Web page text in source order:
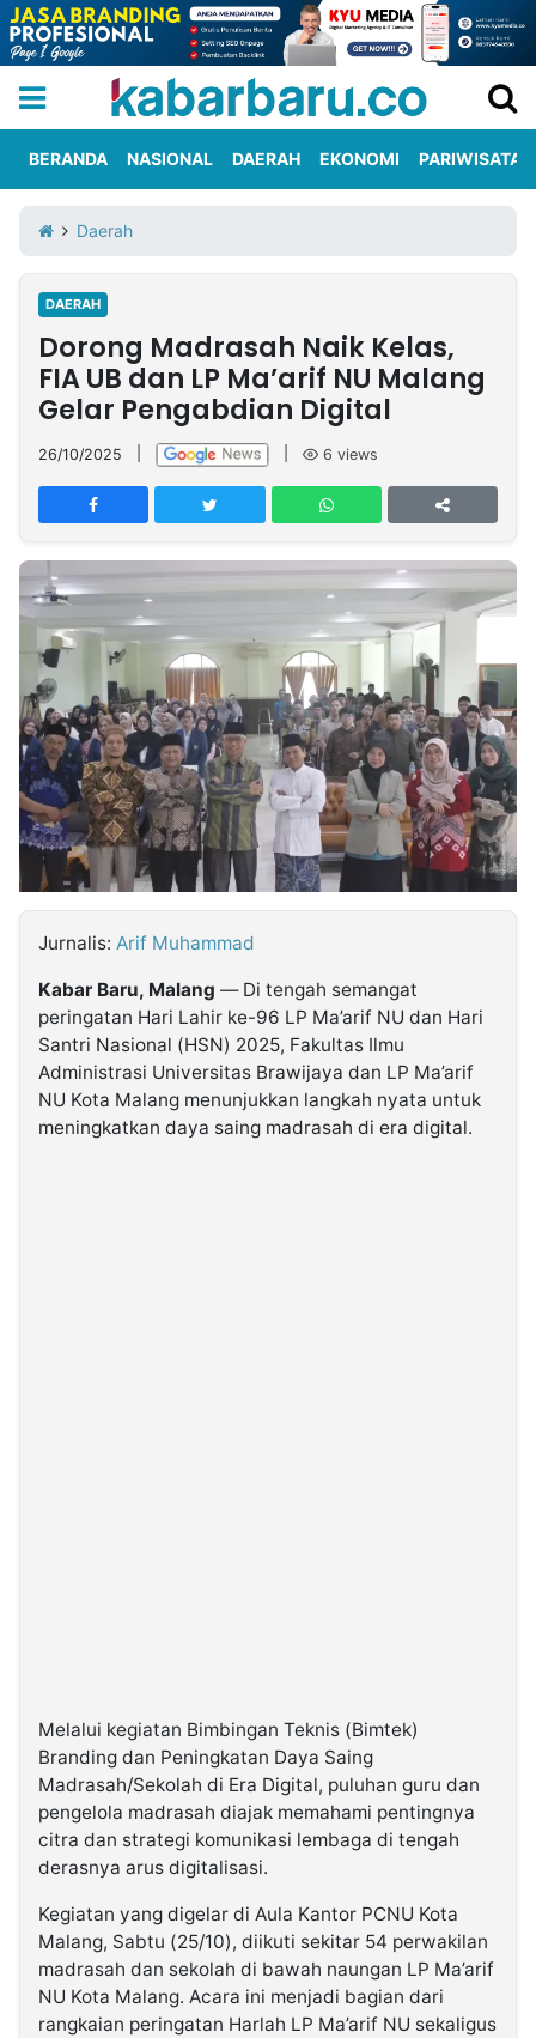
Iklan
Berita
Kami
Nasional
International
Olahraga
Entertainment
Daerah
Pariwisata
Kuliner
Kolom
Network
PT
TREETAN
INDONESIA
Partner
Insight
NTB
Suara
Time
Lens
IDN
Daily
Jogja
Jalan
Rakyat
Idealita
News
Kita
Notice
Dinamikapost.com
Radar
Baru
Seedbacklink
Follow
Kabarbaru
BERANDA NASIONAL DAERAH EKONOMI PARIWISATA
Daerah
DAERAH
Dorong Madrasah Naik Kelas,
FIA UB dan LP Ma’arif NU Malang
Gelar Pengabdian Digital
26/10/2025 6 views
Jurnalis: Arif Muhammad
Kabar Baru, Malang — Di tengah semangat
peringatan Hari Lahir ke-96 LP Ma’arif NU dan Hari
Santri Nasional (HSN) 2025, Fakultas Ilmu
Administrasi Universitas Brawijaya dan LP Ma’arif
NU Kota Malang menunjukkan langkah nyata untuk
meningkatkan daya saing madrasah di era digital.
Melalui kegiatan Bimbingan Teknis (Bimtek)
Branding dan Peningkatan Daya Saing
Madrasah/Sekolah di Era Digital, puluhan guru dan
pengelola madrasah diajak memahami pentingnya
citra dan strategi komunikasi lembaga di tengah
derasnya arus digitalisasi.
Kegiatan yang digelar di Aula Kantor PCNU Kota
Malang, Sabtu (25/10), diikuti sekitar 54 perwakilan
madrasah dan sekolah di bawah naungan LP Ma’arif
NU Kota Malang. Acara ini menjadi bagian dari
rangkaian peringatan Harlah LP Ma’arif NU sekaligus